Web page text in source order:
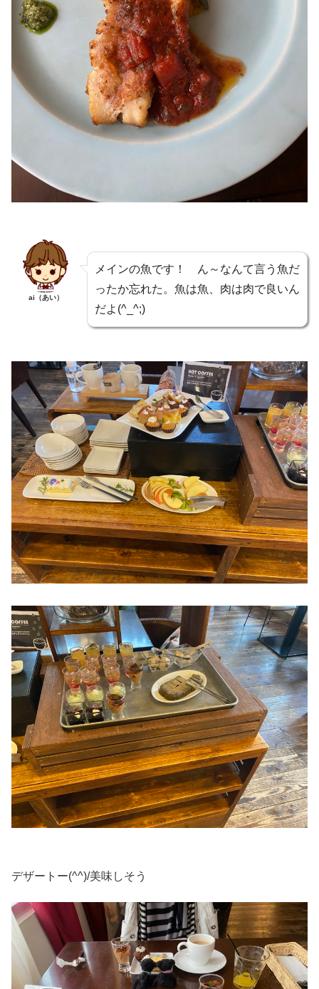
ai（あい）
メインの魚です！ ん～なんて言う魚だ
ったか忘れた。魚は魚、肉は肉で良いん
だよ(^_^;)
デザートー(^^)/美味しそう